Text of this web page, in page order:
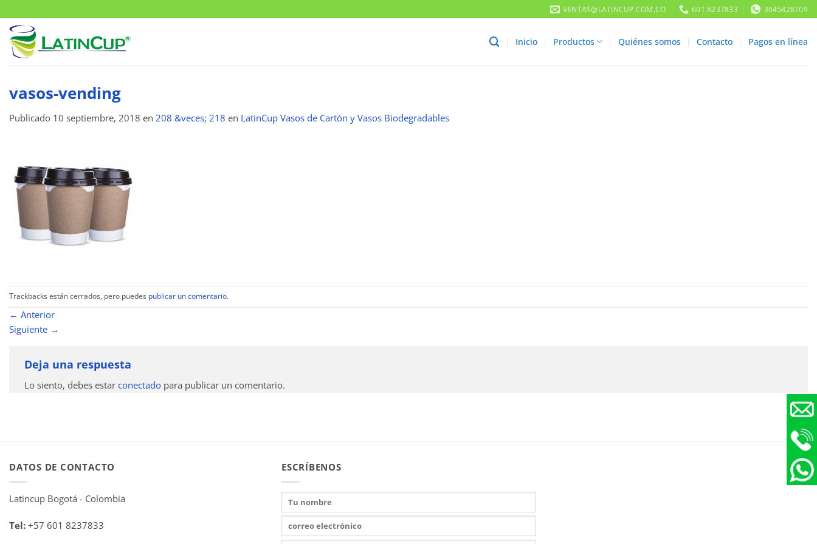
al
contenido
VENTAS@LATINCUP.COM.CO 601 8237833 3045828709
Inicio Productos Quiénes somos Contacto Pagos en línea
vasos-vending
Publicado 10 septiembre, 2018 en 208 &veces; 218 en LatinCup Vasos de Cartón y Vasos Biodegradables
Trackbacks están cerrados, pero puedes publicar un comentario.
← Anterior
Siguiente →
Deja una respuesta
Lo siento, debes estarconectado para publicar un comentario.
DATOS DE CONTACTO
Latincup Bogotá - Colombia
Tel:+57 601 8237833
ESCRÍBENOS